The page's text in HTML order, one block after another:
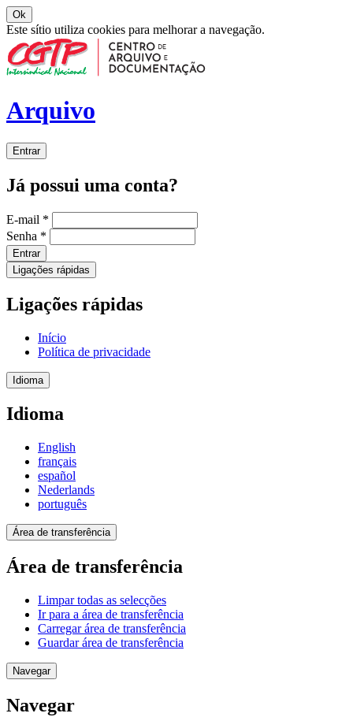
Ok
Este sítio utiliza cookies para melhorar a navegação.
Arquivo
Entrar
Já possui uma conta?
E-mail *
Senha *
Entrar
Ligações rápidas
Ligações rápidas
Início
Política de privacidade
Idioma
Idioma
English
français
español
Nederlands
português
Área de transferência
Área de transferência
Limpar todas as selecções
Ir para a área de transferência
Carregar área de transferência
Guardar área de transferência
Navegar
Navegar